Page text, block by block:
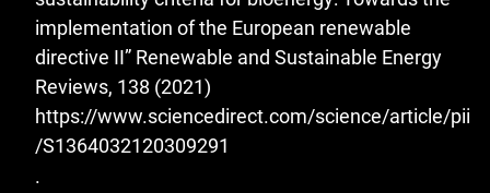
implementation of the European renewable
directive II” Renewable and Sustainable Energy
Reviews, 138 (2021)
https://www.sciencedirect.com/science/article/pii
/S1364032120309291
.